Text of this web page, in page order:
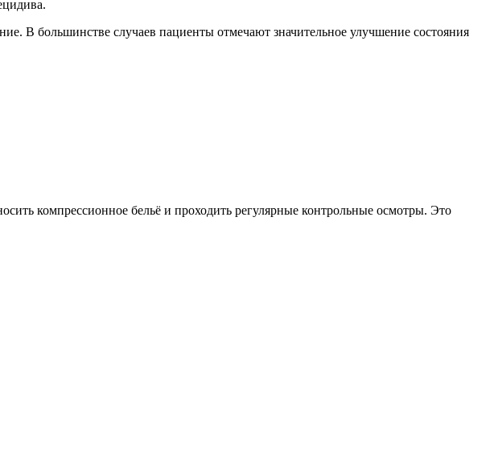
В большинстве случаев пациенты отмечают значительное улучшение состояния
компрессионное бельё и проходить регулярные контрольные осмотры. Это